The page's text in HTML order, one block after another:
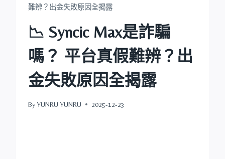
難辨？出金失敗原因全揭露
📉 Syncic Max是詐騙
嗎？ 平台真假難辨？出
金失敗原因全揭露
By YUNRU YUNRU 2025-12-23